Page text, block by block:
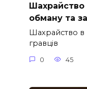
Шахрайство
обману та
Шахрайство в
гравців
0 45